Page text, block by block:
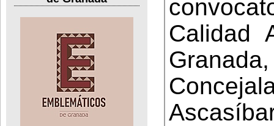
Calidad